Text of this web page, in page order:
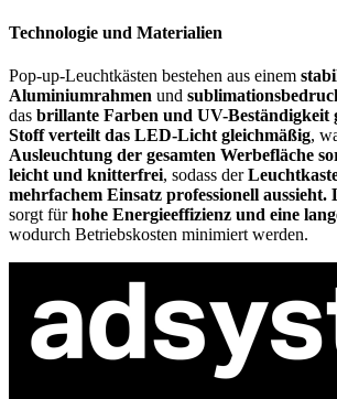
Technologie und Materialien
Pop-up-Leuchtkästen bestehen aus einem
Aluminiumrahmen und
das brillante Farben und UV-Beständigkeit
Stoff verteilt das LED-Licht gleichmäßig,
Ausleuchtung der gesamten Werbefläche
leicht und knitterfrei, sodass der
mehrfachem Einsatz professionell aussieht.
sorgt fürhohe Energieeffizienz und eine
wodurch Betriebskosten minimiert werden.